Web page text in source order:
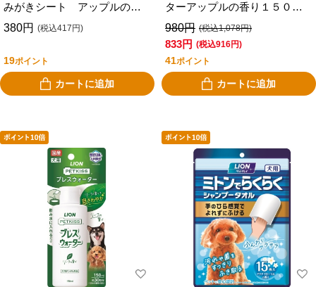
みがきシート アップルの香
り
380円 (税込417円)
19ポイント
カートに追加
ターアップルの香り１５０ｍ
ｌ
980円 (税込1,078円)
833円 (税込916円)
41ポイント
カートに追加